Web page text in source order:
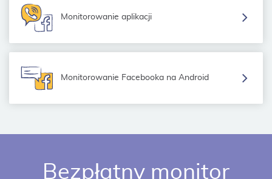
Monitorowanie aplikacji
Monitorowanie Facebooka na Android
Bezpłatny monitor